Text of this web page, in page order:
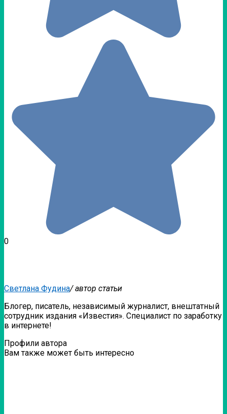
0
Светлана Фудина/ автор статьи
Блогер, писатель, независимый журналист, внештатный
сотрудник издания «Известия». Специалист по заработку
в интернете!
Профили автора
Вам также может быть интересно